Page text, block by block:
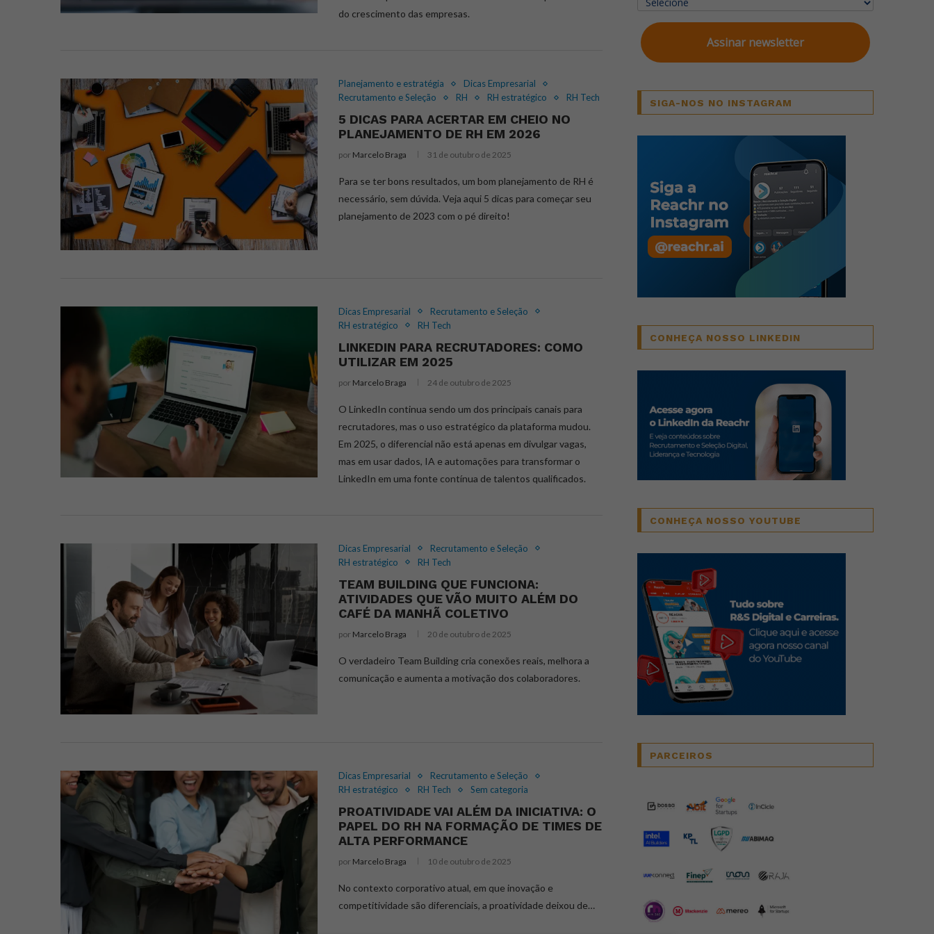
do crescimento das empresas.
Planejamento e estratégia
Dicas Empresarial
Recrutamento e Seleção
RH RH estratégico RH Tech
5 DICAS PARA ACERTAR EM CHEIO NO
PLANEJAMENTO DE RH EM 2026
por Marcelo Braga 31 de outubro de 2025
Para se ter bons resultados, um bom planejamento de RH é
necessário, sem dúvida. Veja aqui 5 dicas para começar seu
planejamento de 2023 com o pé direito!
Dicas Empresarial
Recrutamento e Seleção
RH estratégico
RH Tech
LINKEDIN PARA RECRUTADORES: COMO
UTILIZAR EM 2025
por Marcelo Braga 24 de outubro de 2025
O LinkedIn continua sendo um dos principais canais para
recrutadores, mas o uso estratégico da plataforma mudou.
Em 2025, o diferencial não está apenas em divulgar vagas,
mas em usar dados, IA e automações para transformar o
LinkedIn em uma fonte contínua de talentos qualificados.
Dicas Empresarial
Recrutamento e Seleção
RH estratégico
RH Tech
TEAM BUILDING QUE FUNCIONA:
ATIVIDADES QUE VÃO MUITO ALÉM DO
CAFÉ DA MANHÃ COLETIVO
por Marcelo Braga 20 de outubro de 2025
O verdadeiro Team Building cria conexões reais, melhora a
comunicação e aumenta a motivação dos colaboradores.
Dicas Empresarial
Recrutamento e Seleção
RH estratégico
RH Tech Sem categoria
PROATIVIDADE VAI ALÉM DA INICIATIVA: O
PAPEL DO RH NA FORMAÇÃO DE TIMES DE
ALTA PERFORMANCE
por Marcelo Braga 10 de outubro de 2025
No contexto corporativo atual, em que inovação e
competitividade são diferenciais, a proatividade deixou de…
Assinar newsletter
SIGA-NOS NO INSTAGRAM
CONHEÇA NOSSO LINKEDIN
CONHEÇA NOSSO YOUTUBE
PARCEIROS